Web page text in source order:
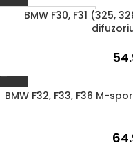
UŽSAKOMA PREKĖ
BMW F30, F31 (325,
1–3 D. D.
BMW F32, F33, F36 M-